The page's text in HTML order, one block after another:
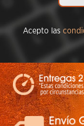
Acepto las